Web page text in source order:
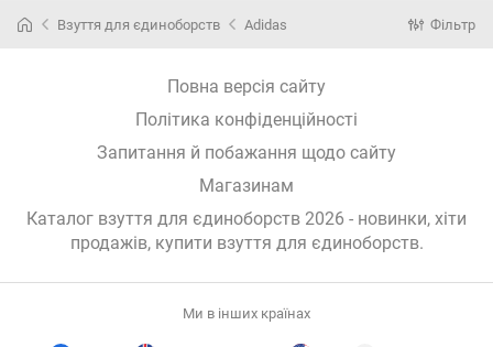
Взуття для єдиноборств Adidas Фільтр
Повна версія сайту
Політика конфіденційності
Запитання й побажання щодо сайту
Магазинам
Каталог взуття для єдиноборств 2026 - новинки, хіти
продажів, купити взуття для єдиноборств.
Ми в інших країнах